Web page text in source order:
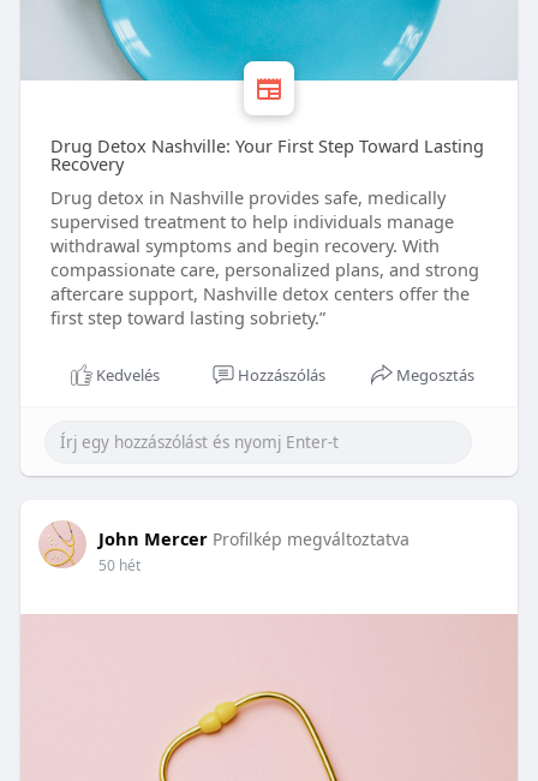
Drug Detox Nashville: Your First Step Toward Lasting
Recovery
Drug detox in Nashville provides safe, medically
supervised treatment to help individuals manage
withdrawal symptoms and begin recovery. With
compassionate care, personalized plans, and strong
aftercare support, Nashville detox centers offer the
first step toward lasting sobriety.”
Kedvelés Hozzászólás Megosztás
John Mercer Profilkép megváltoztatva
50 hét